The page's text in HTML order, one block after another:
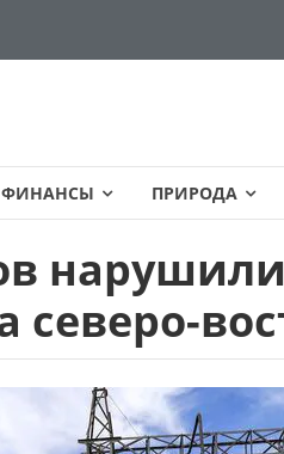
ФИНАНСЫ ПРИРОДА
северо-